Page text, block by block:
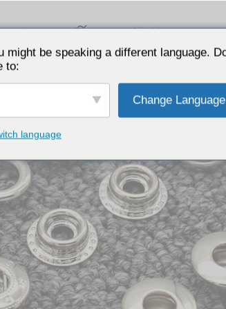
জ্ঞান সম্পর্কিত যোগাযোগ করুন
might be speaking a different language.
to:
Change Language
language